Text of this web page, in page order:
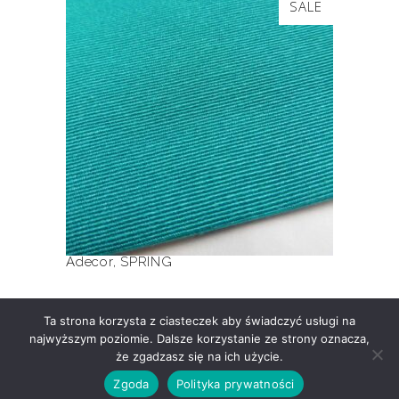
SALE
SPRING
ma
wiele
wariantów.
Opcje
można
wybrać
na
stronie
produktu
Adecor, SPRING
Ta strona korzysta z ciasteczek aby świadczyć usługi na
najwyższym poziomie. Dalsze korzystanie ze strony oznacza,
że zgadzasz się na ich użycie.
Zgoda
Polityka prywatności